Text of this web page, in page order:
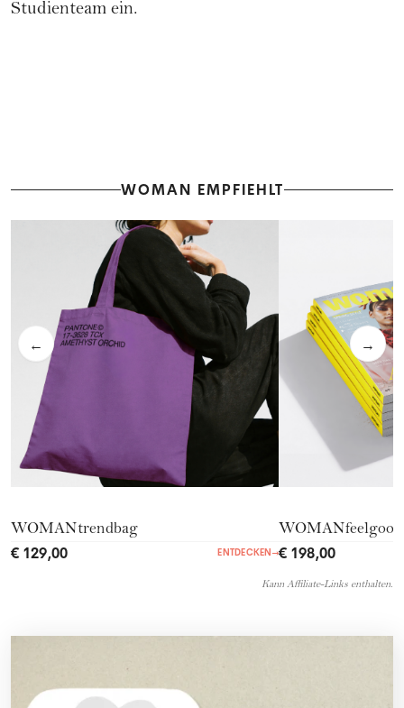
Studienteam ein.
WOMAN EMPFIEHLT
← →
WOMANtrendbag
€ 129,00 ENTDECKEN →
WOMANfeelgood
€ 198,00
Kann Affiliate-Links enthalten.